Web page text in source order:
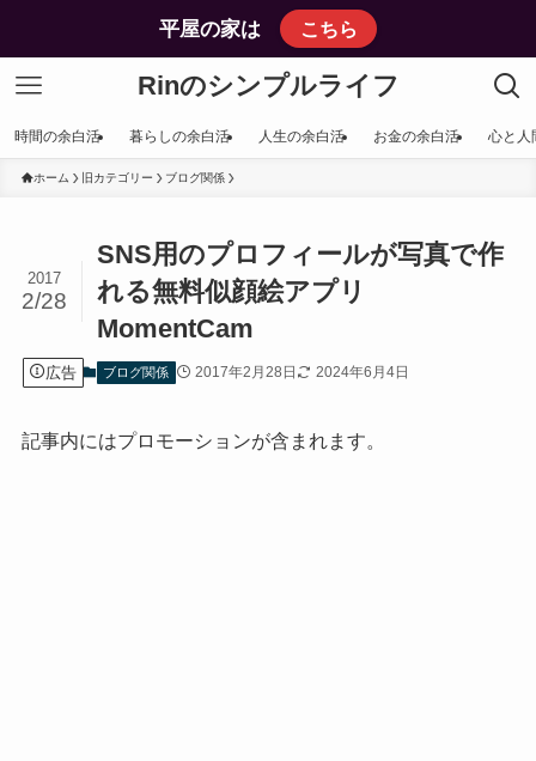
平屋の家は こちら
Rinのシンプルライフ
時間の余白活 暮らしの余白活 人生の余白活 お金の余白活 心と人
ホーム 旧カテゴリー ブログ関係
SNS用のプロフィールが写真で作
れる無料似顔絵アプリ
MomentCam
2017
2/28
広告 ブログ関係 2017年2月28日 2024年6月4日
記事内にはプロモーションが含まれます。